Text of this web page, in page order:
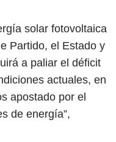
solar fotovoltaica
Partido, el Estado y
a paliar el déficit
actuales, en
apostado por el
de energía”,